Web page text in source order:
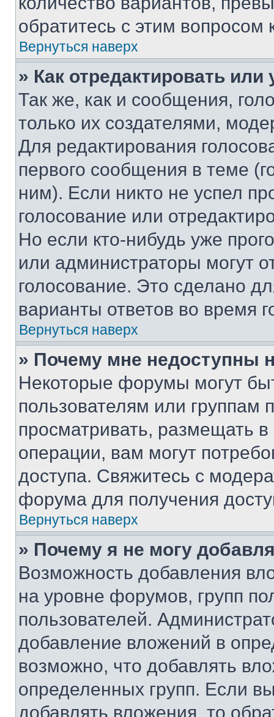
обратитесь с этим вопросом
Вернуться наверх
» Как отредактировать
Так же, как и сообщения,
только их создателями,
Для редактирования
первого сообщения в теме
ним). Если никто не успел
голосование или
Но если кто-нибудь уже
или администраторы могут
голосование. Это сделано
варианты ответов во время
Вернуться наверх
» Почему мне недоступны
Некоторые форумы могут
пользователям или группам
просматривать, размещать
операции, вам могут
доступа. Свяжитесь с
форума для получения
Вернуться наверх
» Почему я не могу
Возможность добавления
на уровне форумов, групп
пользователей.
добавление вложений в
возможно, что добавлять
определенных групп. Если
добавлять вложения, то